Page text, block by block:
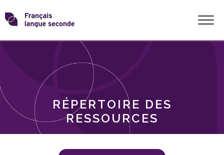
Skip
toTransformons
langue
RÉPERTOIRE DES
RESSOURCES
THÈMES